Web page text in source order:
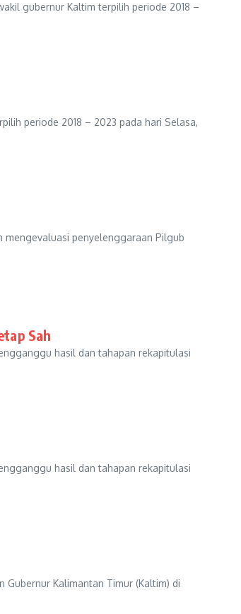
gubernur Kaltim terpilih periode 2018 –
periode 2018 – 2023 pada hari Selasa,
mengevaluasi penyelenggaraan Pilgub
Sah
hasil dan tahapan rekapitulasi
hasil dan tahapan rekapitulasi
Gubernur Kalimantan Timur (Kaltim) di